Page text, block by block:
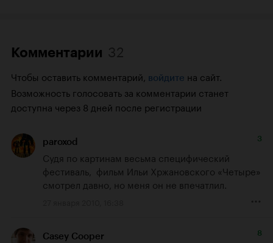
Комментарии
Чтобы оставить комментарий, войдите на сайт.
Возможность голосовать за комментарии станет
доступна через 8 дней после регистрации
paroxod 3
Судя по картинам весьма специфический
фестиваль,  фильм Ильи Хржановского «Четыре»
смотрел давно, но меня он не впечатлил.
Casey Cooper 8